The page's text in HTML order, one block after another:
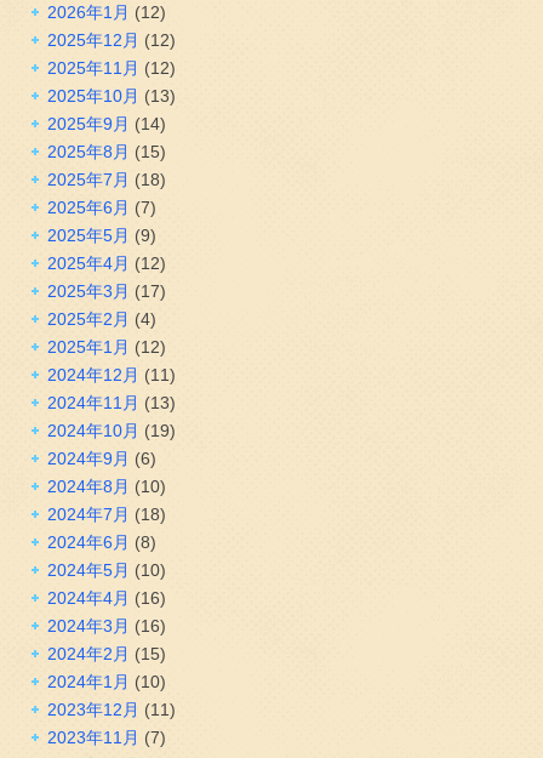
2026年1月 (12)
2025年12月 (12)
2025年11月 (12)
2025年10月 (13)
2025年9月 (14)
2025年8月 (15)
2025年7月 (18)
2025年6月 (7)
2025年5月 (9)
2025年4月 (12)
2025年3月 (17)
2025年2月 (4)
2025年1月 (12)
2024年12月 (11)
2024年11月 (13)
2024年10月 (19)
2024年9月 (6)
2024年8月 (10)
2024年7月 (18)
2024年6月 (8)
2024年5月 (10)
2024年4月 (16)
2024年3月 (16)
2024年2月 (15)
2024年1月 (10)
2023年12月 (11)
2023年11月 (7)